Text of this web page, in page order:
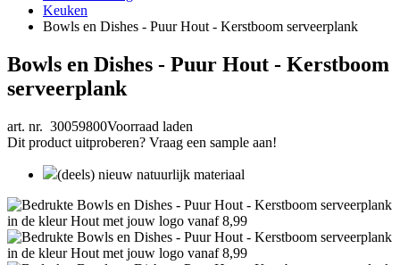
Keuken
Bowls en Dishes - Puur Hout - Kerstboom serveerplank
Bowls en Dishes - Puur Hout - Kerstboom
serveerplank
art. nr. 30059800Voorraad laden
Dit product uitproberen? Vraag een sample aan!
(deels) nieuw natuurlijk materiaal